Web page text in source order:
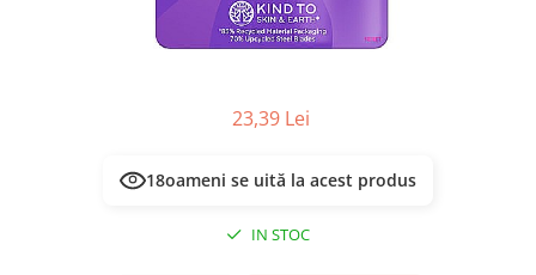
23,39 Lei
18oameni se uită la acest produs
IN STOC